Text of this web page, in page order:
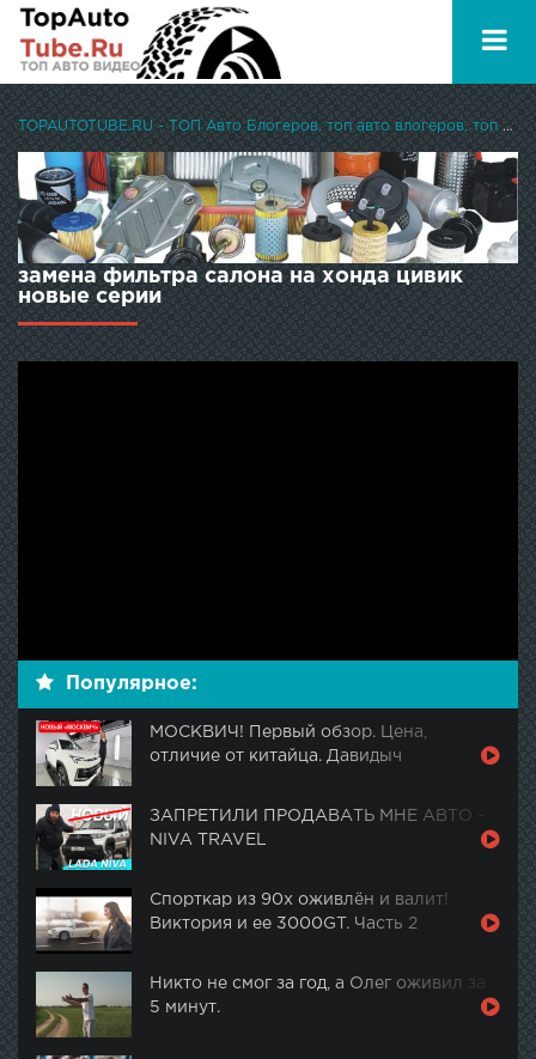
TOPAUTOTUBE.RU - ТОП Авто Блогеров, топ авто влогеров, топ авто ютуберов
замена фильтра салона на хонда цивик
новые серии
Популярное:
МОСКВИЧ! Первый обзор. Цена,
отличие от китайца. Давидыч
ЗАПРЕТИЛИ ПРОДАВАТЬ МНЕ АВТО -
NIVA TRAVEL
Спорткар из 90х оживлён и валит!
Виктория и ее 3000GT. Часть 2
Никто не смог за год, а Олег оживил за
5 минут.